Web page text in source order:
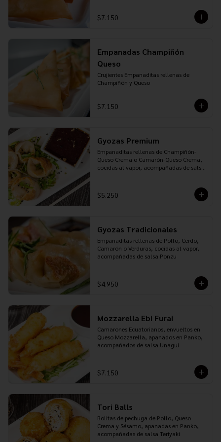
$7.150
Empanadas Champiñón
Queso
Crujientes Empanaditas rellenas de
Champiñón y Queso
$7.150
Gyozas Premium
Empanaditas rellenas de Champiñón-
Queso Crema o Camarón-Queso Crema,
cocidas al vapor, acompañadas de salsa
$5.250
Gyozas Tradicionales
Empanaditas rellenas de Pollo, Cerdo,
Camarón o Verduras, cocidas al vapor,
acompañadas de salsa Ponzu
$4.950
Mozzarella Ebi Furai
Camarones Ecuatorianos, envueltos en
Queso Mozzarella, apanados en Panko,
acompañados de salsa Unagui
$7.150
Tori Balls
Bolitas de pechuga de Pollo, Queso
Crema y Sésamo, apanadas en Panko,
acompañadas de salsa Teriyaki